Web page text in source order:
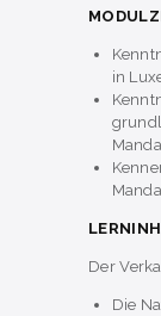
in
Der
Die